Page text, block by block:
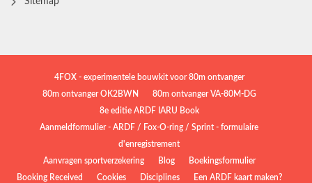
4FOX - experimentele bouwkit voor 80m ontvanger
80m ontvanger OK2BWN
80m ontvanger VA-80M-DG
8e editie ARDF IARU Book
Aanmeldformulier - ARDF / Fox-O-ring / Sprint - formulaire
d'enregistrement
Aanvragen sportverzekering
Blog
Boekingsformulier
Booking Received
Cookies Disciplines
Een ARDF kaart maken?